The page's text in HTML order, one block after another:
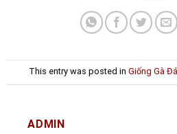
This entry was posted in Giống Gà Đá
ADMIN